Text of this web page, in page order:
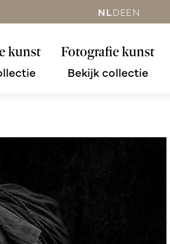
NLDEEN
kunst Fotografie kunst
Bekijk collectie